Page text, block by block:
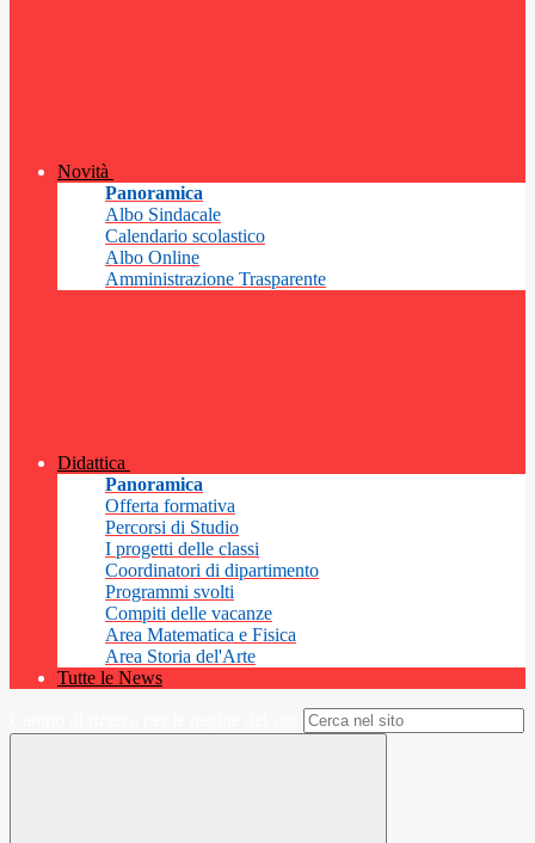
Novità
Panoramica
Albo Sindacale
Calendario scolastico
Albo Online
Amministrazione Trasparente
Didattica
Panoramica
Offerta formativa
Percorsi di Studio
I progetti delle classi
Coordinatori di dipartimento
Programmi svolti
Compiti delle vacanze
Area Matematica e Fisica
Area Storia del'Arte
Tutte le News